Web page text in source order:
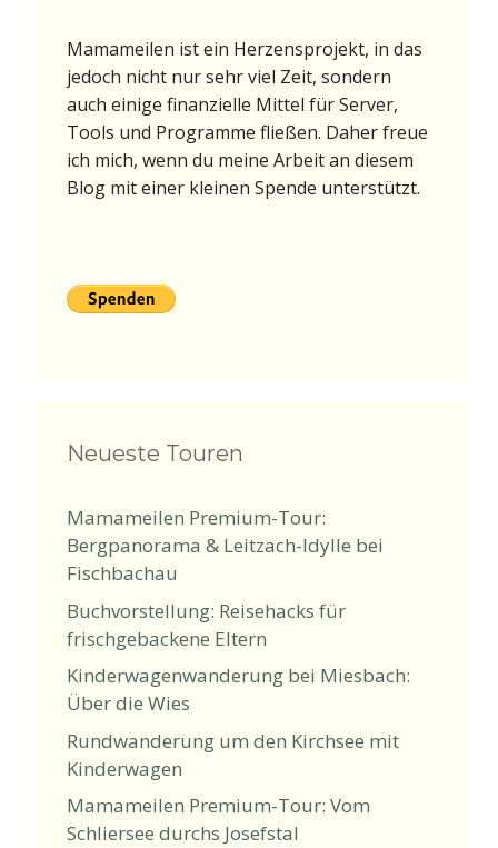
Mamameilen ist ein Herzensprojekt, in das
jedoch nicht nur sehr viel Zeit, sondern
auch einige finanzielle Mittel für Server,
Tools und Programme fließen. Daher freue
ich mich, wenn du meine Arbeit an diesem
Blog mit einer kleinen Spende unterstützt.
Neueste Touren
Mamameilen Premium-Tour:
Bergpanorama & Leitzach-Idylle bei
Fischbachau
Buchvorstellung: Reisehacks für
frischgebackene Eltern
Kinderwagenwanderung bei Miesbach:
Über die Wies
Rundwanderung um den Kirchsee mit
Kinderwagen
Mamameilen Premium-Tour: Vom
Schliersee durchs Josefstal